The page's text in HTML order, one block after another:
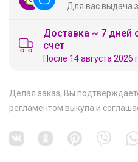
Для вас выдача
Доставка ~ 7 дней
счет
После 14 августа 2026 г.
Делая заказ, Вы
регламентом выкупа и